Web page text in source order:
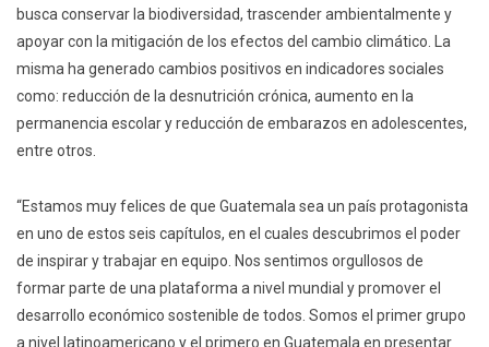
busca conservar la biodiversidad, trascender ambientalmente y
apoyar con la mitigación de los efectos del cambio climático. La
misma ha generado cambios positivos en indicadores sociales
como: reducción de la desnutrición crónica, aumento en la
permanencia escolar y reducción de embarazos en adolescentes,
entre otros.
“Estamos muy felices de que Guatemala sea un país protagonista
en uno de estos seis capítulos, en el cuales descubrimos el poder
de inspirar y trabajar en equipo. Nos sentimos orgullosos de
formar parte de una plataforma a nivel mundial y promover el
desarrollo económico sostenible de todos. Somos el primer grupo
a nivel latinoamericano y el primero en Guatemala en presentar